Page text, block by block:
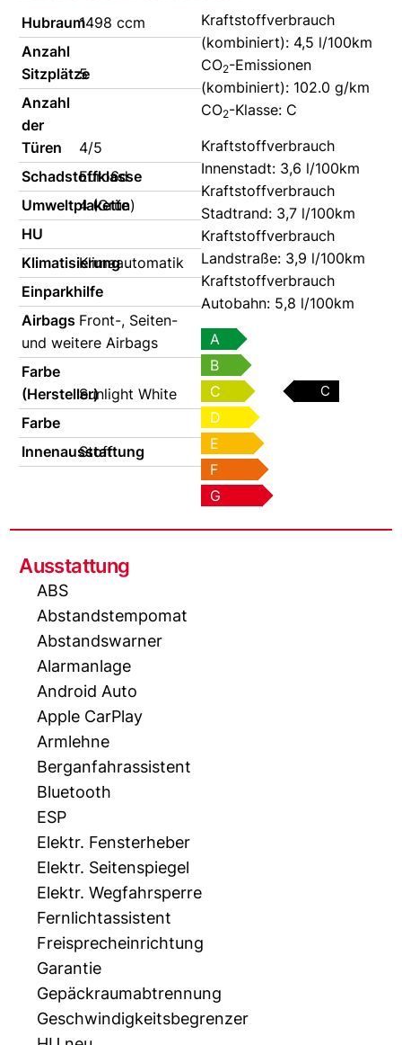
Hubraum1498 ccm
Anzahl
Sitzplätze
5
Anzahl
der
Türen
4/5
Schadstoffklasse
Euro6d
Umweltplakette
4 (Grün)
HU
KlimatisierungKlimaautomatik
Einparkhilfe
AirbagsFront-, Seiten-
und weitere Airbags
Farbe
(Hersteller)Sunlight White
Farbe
Innenausstattung
Stoff
Kraftstoffverbrauch
(kombiniert): 4,5 l/100km
CO2-Emissionen
(kombiniert): 102.0 g/km
CO2-Klasse: C
Kraftstoffverbrauch
Innenstadt: 3,6 l/100km
Kraftstoffverbrauch
Stadtrand: 3,7 l/100km
Kraftstoffverbrauch
Landstraße: 3,9 l/100km
Kraftstoffverbrauch
Autobahn: 5,8 l/100km
A
B
C
C
D
E
F
G
Ausstattung
ABS
Abstandstempomat
Abstandswarner
Alarmanlage
Android Auto
Apple CarPlay
Armlehne
Berganfahrassistent
Bluetooth
ESP
Elektr. Fensterheber
Elektr. Seitenspiegel
Elektr. Wegfahrsperre
Fernlichtassistent
Freisprecheinrichtung
Garantie
Gepäckraumabtrennung
Geschwindigkeitsbegrenzer